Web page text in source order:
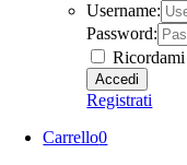
Username:
Password:
Ricordami
Registrati
Carrello0